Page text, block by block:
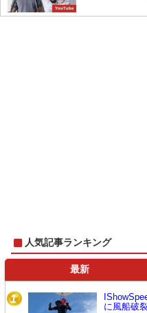
YouTube
人気記事ランキング
最新
1
に風船破